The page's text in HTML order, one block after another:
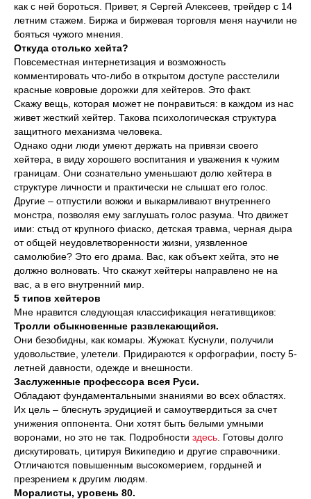
как с ней бороться. Привет, я Сергей Алексеев, трейдер с 14
летним стажем. Биржа и биржевая торговля меня научили не
бояться чужого мнения.
Откуда столько хейта?
Повсеместная интернетизация и возможность
комментировать что-либо в открытом доступе расстелили
красные ковровые дорожки для хейтеров. Это факт.
Скажу вещь, которая может не понравиться: в каждом из нас
живет жесткий хейтер. Такова психологическая структура
защитного механизма человека.
Однако одни люди умеют держать на привязи своего
хейтера, в виду хорошего воспитания и уважения к чужим
границам. Они сознательно уменьшают долю хейтера в
структуре личности и практически не слышат его голос.
Другие – отпустили вожжи и выкармливают внутреннего
монстра, позволяя ему заглушать голос разума. Что движет
ими: стыд от крупного фиаско, детская травма, черная дыра
от общей неудовлетворенности жизни, уязвленное
самолюбие? Это его драма. Вас, как объект хейта, это не
должно волновать. Что скажут хейтеры направлено не на
вас, а в его внутренний мир.
5 типов хейтеров
Мне нравится следующая классификация негативщиков:
Тролли обыкновенные развлекающийся.
Они безобидны, как комары. Жужжат. Куснули, получили
удовольствие, улетели. Придираются к орфографии, посту 5-
летней давности, одежде и внешности.
Заслуженные профессора всея Руси.
Обладают фундаментальными знаниями во всех областях.
Их цель – блеснуть эрудицией и самоутвердиться за счет
унижения оппонента. Они хотят быть белыми умными
воронами, но это не так. Подробности здесь . Готовы долго
дискутировать, цитируя Википедию и другие справочники.
Отличаются повышенным высокомерием, гордыней и
презрением к другим людям.
Моралисты, уровень 80.